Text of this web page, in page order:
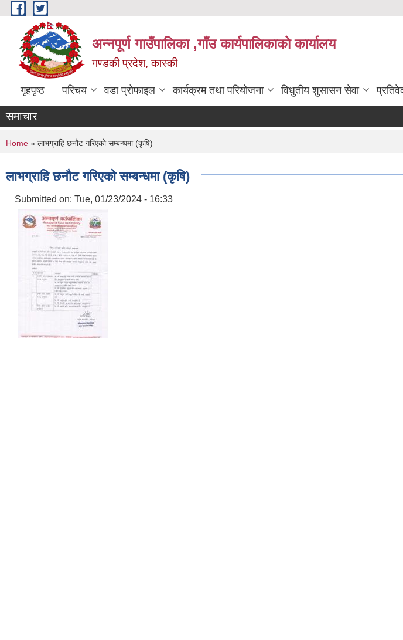
Skip to main content
अन्नपूर्ण गाउँपालिका ,गाँउ कार्यपालिकाको कार्यालय
गण्डकी प्रदेश, कास्की
गृहपृष्ठ परिचय वडा प्रोफाइल कार्यक्रम तथा परियोजना विधुतीय शुसासन सेवा
समाचार
You are here
Home » लाभग्राहि छनौट गरिएको सम्बन्धमा (कृषि)
लाभग्राहि छनौट गरिएको सम्बन्धमा (कृषि)
Submitted on: Tue, 01/23/2024 - 16:33